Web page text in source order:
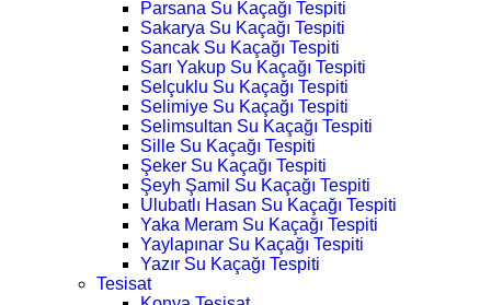
Parsana Su Kaçağı Tespiti
Sakarya Su Kaçağı Tespiti
Sancak Su Kaçağı Tespiti
Sarı Yakup Su Kaçağı Tespiti
Selçuklu Su Kaçağı Tespiti
Selimiye Su Kaçağı Tespiti
Selimsultan Su Kaçağı Tespiti
Sille Su Kaçağı Tespiti
Şeker Su Kaçağı Tespiti
Şeyh Şamil Su Kaçağı Tespiti
Ulubatlı Hasan Su Kaçağı Tespiti
Yaka Meram Su Kaçağı Tespiti
Yaylapınar Su Kaçağı Tespiti
Yazır Su Kaçağı Tespiti
Tesisat